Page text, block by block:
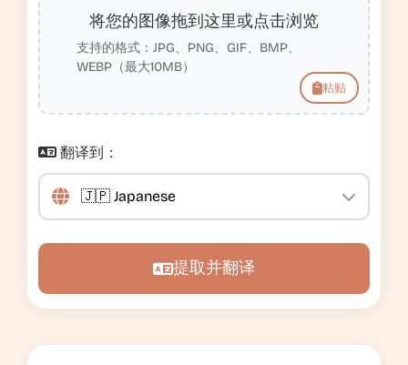
将您的图像拖到这里或点击浏览
支持的格式：JPG、PNG、GIF、BMP、
WEBP（最大10MB）
粘贴
翻译到：
提取并翻译